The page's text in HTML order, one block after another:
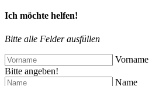
Ich möchte helfen!
Bitte alle Felder ausfüllen
Vorname
Bitte angeben!
Name